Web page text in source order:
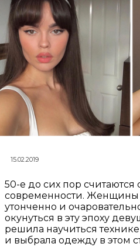
15.02.2019
50-е до сих пор
современности. Женщины
утонченно и
окунуться в эту эпоху
решила научиться
и выбрала одежду в этом